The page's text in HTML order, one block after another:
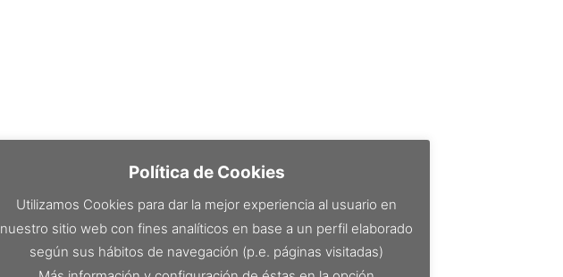
Política de Cookies
Utilizamos Cookies para dar la mejor experiencia al usuario en
nuestro sitio web con fines analíticos en base a un perfil elaborado
según sus hábitos de navegación (p.e. páginas visitadas)